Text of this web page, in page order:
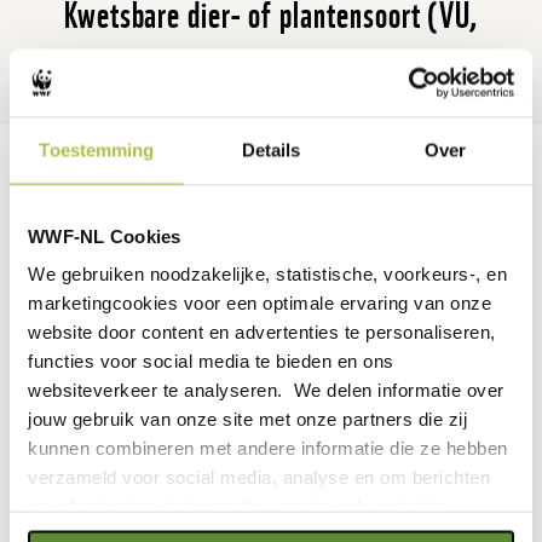
Toestemming Details Over
WWF-NL Cookies
We gebruiken noodzakelijke, statistische, voorkeurs-, en
marketingcookies voor een optimale ervaring van onze
website door content en advertenties te personaliseren,
functies voor social media te bieden en ons
websiteverkeer te analyseren. We delen informatie over
jouw gebruik van onze site met onze partners die zij
kunnen combineren met andere informatie die ze hebben
verzameld voor social media, analyse en om berichten
Kwetsbare dier- of plantensoort (VU,
vulnerable, 3)
UIT DE KOOPJESHOEK
Dit is één van de producten uit onze koopjeshoek.
Een selectie van producten uit ons assortiment
maken voor nieuwe, beter passende producten.